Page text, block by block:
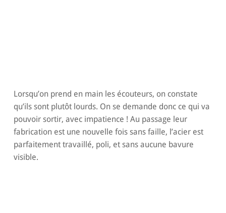
Lorsqu’on prend en main les écouteurs, on constate
qu’ils sont plutôt lourds. On se demande donc ce qui va
pouvoir sortir, avec impatience ! Au passage leur
fabrication est une nouvelle fois sans faille, l’acier est
parfaitement travaillé, poli, et sans aucune bavure
visible.